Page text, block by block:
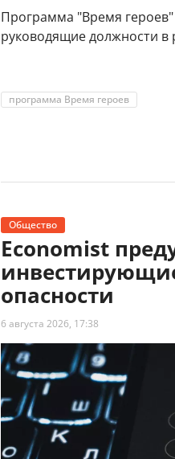
Программа "Время
руководящие должности в
программа Время героев
Общество
Economist
опасности
6 августа 2026, 17:38